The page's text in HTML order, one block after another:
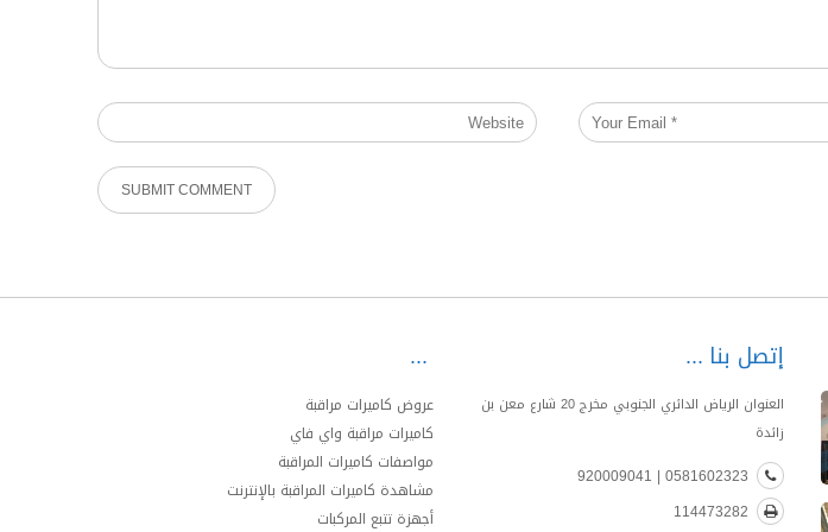
إتصل بنا
العنوان الرياض الدائري الجنوبي مخرج 20 شارع معن بن
زائدة
0581602323 | 920009041
114473282
عروض كاميرات مراقبة
كاميرات مراقبة واي فاي
مواصفات كاميرات المراقبة
مشاهدة كاميرات المراقبة بالإنترنت
أجهزة تتبع المركبات